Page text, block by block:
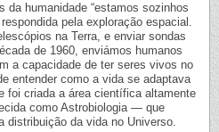
da humanidade “estamos sozinhos
pela exploração espacial.
na Terra, e enviar sondas
de 1960, enviámos humanos
a capacidade de ter seres vivos no
entender como a vida se adaptava
foi criada a área científica altamente
como Astrobiologia — que
distribuição da vida no Universo.